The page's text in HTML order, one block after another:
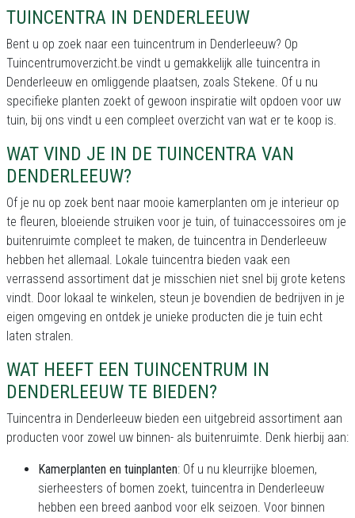
TUINCENTRA IN DENDERLEEUW
Bent u op zoek naar een tuincentrum in Denderleeuw? Op
Tuincentrumoverzicht.be vindt u gemakkelijk alle tuincentra in
Denderleeuw en omliggende plaatsen, zoals Stekene. Of u nu
specifieke planten zoekt of gewoon inspiratie wilt opdoen voor uw
tuin, bij ons vindt u een compleet overzicht van wat er te koop is.
WAT VIND JE IN DE TUINCENTRA VAN
DENDERLEEUW?
Of je nu op zoek bent naar mooie kamerplanten om je interieur op
te fleuren, bloeiende struiken voor je tuin, of tuinaccessoires om je
buitenruimte compleet te maken, de tuincentra in Denderleeuw
hebben het allemaal. Lokale tuincentra bieden vaak een
verrassend assortiment dat je misschien niet snel bij grote ketens
vindt. Door lokaal te winkelen, steun je bovendien de bedrijven in je
eigen omgeving en ontdek je unieke producten die je tuin echt
laten stralen.
WAT HEEFT EEN TUINCENTRUM IN
DENDERLEEUW TE BIEDEN?
Tuincentra in Denderleeuw bieden een uitgebreid assortiment aan
producten voor zowel uw binnen- als buitenruimte. Denk hierbij aan:
Kamerplanten en tuinplanten: Of u nu kleurrijke bloemen,
sierheesters of bomen zoekt, tuincentra in Denderleeuw
hebben een breed aanbod voor elk seizoen. Voor binnen